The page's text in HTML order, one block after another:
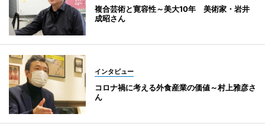
複合芸術と寛容性～美大10年 美術家・岩井
成昭さん
インタビュー
コロナ禍に考える外食産業の価値～村上雅彦さ
ん